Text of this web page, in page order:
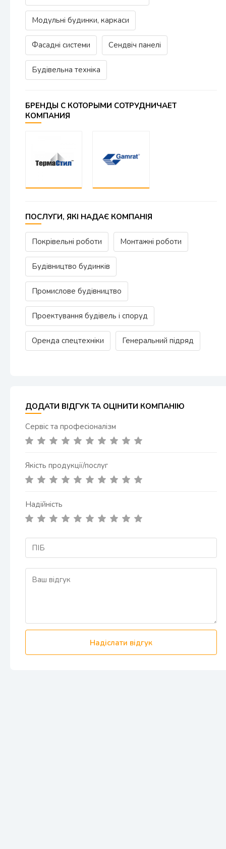
Модульні будинки, каркаси
Фасадні системи Сендвіч панелі
Будівельна техніка
БРЕНДЫ С КОТОРЫМИ СОТРУДНИЧАЕТ
КОМПАНИЯ
ПОСЛУГИ, ЯКІ НАДАЄ КОМПАНІЯ
Покрівельні роботи Монтажні роботи
Будівництво будинків
Промислове будівництво
Проектування будівель і споруд
Оренда спецтехніки Генеральний підряд
ДОДАТИ ВІДГУК ТА ОЦІНИТИ КОМПАНІЮ
Сервіс та професіоналізм
Якість продукції/послуг
Надійність
Надіслати відгук